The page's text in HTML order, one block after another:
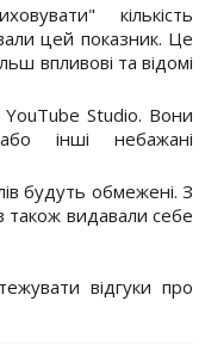
кількість
цей показник. Це
впливові та відомі
YouTube Studio. Вони
інші небажані
будуть обмежені. З
також видавали себе
відгуки про